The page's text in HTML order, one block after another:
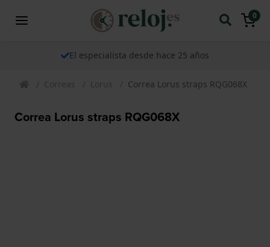
0
El especialista desde hace 25 años
Correas Lorus Correa Lorus straps RQG068X
Correa Lorus straps RQG068X